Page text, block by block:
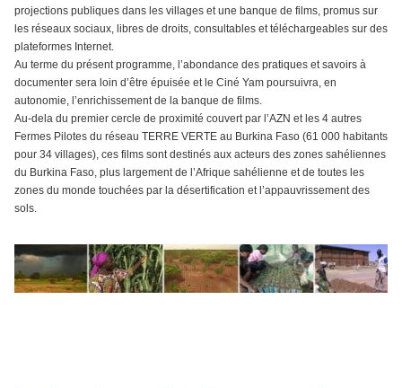
projections publiques dans les villages et une banque de films, promus sur
les réseaux sociaux, libres de droits, consultables et téléchargeables sur des
plateformes Internet.
Au terme du présent programme, l’abondance des pratiques et savoirs à
documenter sera loin d’être épuisée et le Ciné Yam poursuivra, en
autonomie, l’enrichissement de la banque de films.
Au-dela du premier cercle de proximité couvert par l’AZN et les 4 autres
Fermes Pilotes du réseau TERRE VERTE au Burkina Faso (61 000 habitants
pour 34 villages), ces films sont destinés aux acteurs des zones sahéliennes
du Burkina Faso, plus largement de l’Afrique sahélienne et de toutes les
zones du monde touchées par la désertification et l’appauvrissement des
sols.